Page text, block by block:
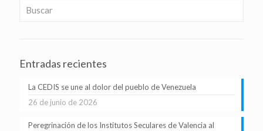
Entradas recientes
La CEDIS se une al dolor del pueblo de Venezuela
26 de junio de 2026
Peregrinación de los Institutos Seculares de Valencia al